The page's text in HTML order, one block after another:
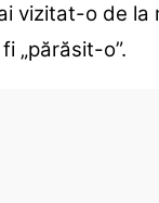
vizitat-o de la
„părăsit-o”.